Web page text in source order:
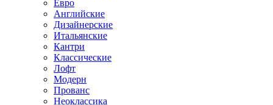
Евро
Английские
Дизайнерские
Итальянские
Кантри
Классические
Лофт
Модерн
Прованс
Неоклассика